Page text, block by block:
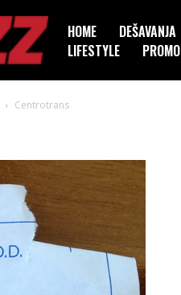
HOME DEŠAVANJA
LIFESTYLE
PROMO
Centrotrans